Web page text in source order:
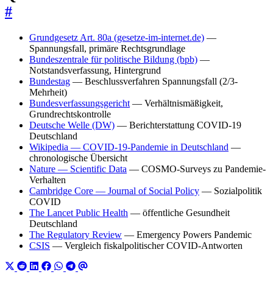
#
Grundgesetz Art. 80a (gesetze-im-internet.de) —
Spannungsfall, primäre Rechtsgrundlage
Bundeszentrale für politische Bildung (bpb) —
Notstandsverfassung, Hintergrund
Bundestag — Beschlussverfahren Spannungsfall (2/3-
Mehrheit)
Bundesverfassungsgericht — Verhältnismäßigkeit,
Grundrechtskontrolle
Deutsche Welle (DW) — Berichterstattung COVID-19
Deutschland
Wikipedia — COVID-19-Pandemie in Deutschland —
chronologische Übersicht
Nature — Scientific Data — COSMO-Surveys zu Pandemie-
Verhalten
Cambridge Core — Journal of Social Policy — Sozialpolitik
COVID
The Lancet Public Health — öffentliche Gesundheit
Deutschland
The Regulatory Review — Emergency Powers Pandemic
CSIS — Vergleich fiskalpolitischer COVID-Antworten